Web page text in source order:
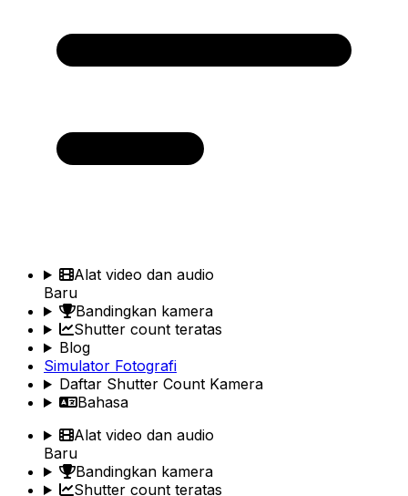
Alat video dan audio
Baru
Bandingkan kamera
Shutter count teratas
Blog
Simulator Fotografi
Daftar Shutter Count Kamera
Bahasa
Alat video dan audio
Baru
Bandingkan kamera
Shutter count teratas